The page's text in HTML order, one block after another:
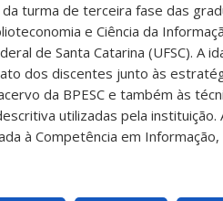
da turma de terceira fase das
e Ciência da
de Santa Catarina (UFSC). A
dos discentes junto às
da BPESC e também às
utilizadas pela instituição.
à Competência em Informação,